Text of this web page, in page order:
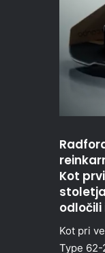
Kot
odločili
Kot pri
Type 62-